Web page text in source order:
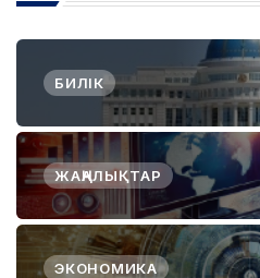
БИЛІК
ЖАҢАЛЫҚТАР
ЭКОНОМИКА